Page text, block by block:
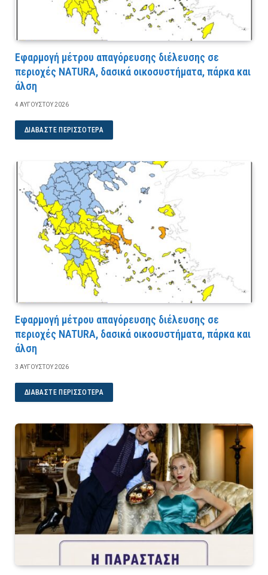
Εφαρμογή μέτρου απαγόρευσης διέλευσης σε
περιοχές NATURA, δασικά οικοσυστήματα, πάρκα και
άλση
4 ΑΥΓΟΎΣΤΟΥ 2026
ΔΙΑΒΆΣΤΕ ΠΕΡΙΣΣΌΤΕΡΑ
Εφαρμογή μέτρου απαγόρευσης διέλευσης σε
περιοχές NATURA, δασικά οικοσυστήματα, πάρκα και
άλση
3 ΑΥΓΟΎΣΤΟΥ 2026
ΔΙΑΒΆΣΤΕ ΠΕΡΙΣΣΌΤΕΡΑ